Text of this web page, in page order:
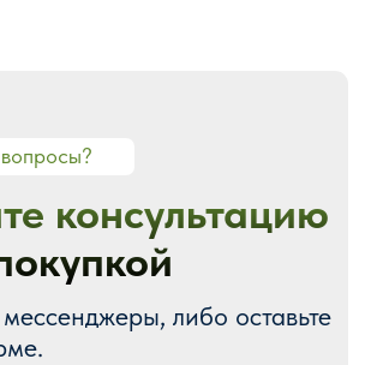
Портфолио
Акции